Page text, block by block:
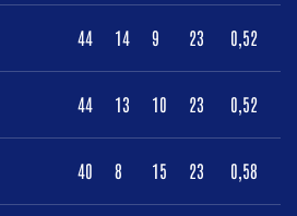
44 14 9 23 0,52
44 13 10 23 0,52
40 8 15 23 0,58